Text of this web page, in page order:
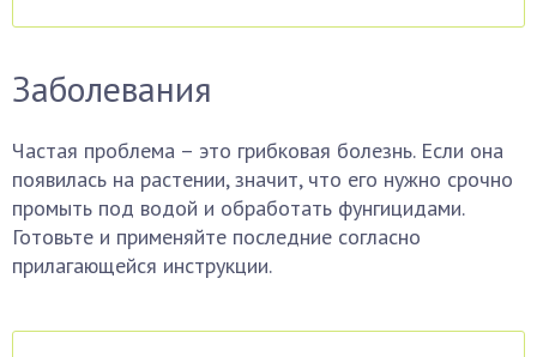
Заболевания
Частая проблема – это грибковая болезнь. Если она
появилась на растении, значит, что его нужно срочно
промыть под водой и обработать фунгицидами.
Готовьте и применяйте последние согласно
прилагающейся инструкции.